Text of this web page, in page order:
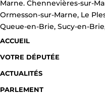
Marne. Chennevières-sur-
Ormesson-sur-Marne, Le
Queue-en-Brie, Sucy-en-
ACCUEIL
VOTRE DÉPUTÉE
ACTUALITÉS
PARLEMENT